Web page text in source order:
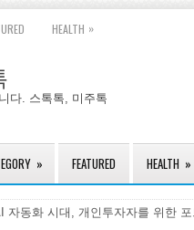
HEALTH »
다. 스톡톡, 미주톡
» FEATURED HEALTH »
자동화 시대, 개인투자자를 위한